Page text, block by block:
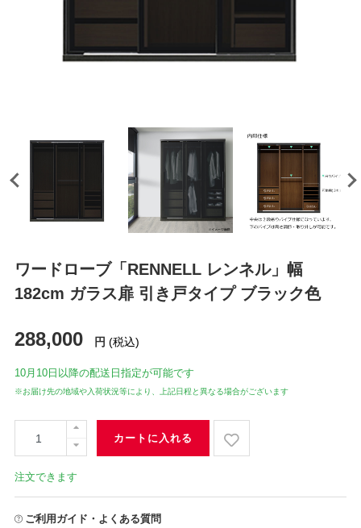
ワードローブ「RENNELL レンネル」幅
182cm ガラス扉 引き戸タイプ ブラック色
288,000 円 (税込)
10月10日 以降の配送日指定が可能です
※お届け先の地域や入荷状況等により、上記日程と異なる場合がございます
カートに入れる
注文できます
ご利用ガイド・よくある質問